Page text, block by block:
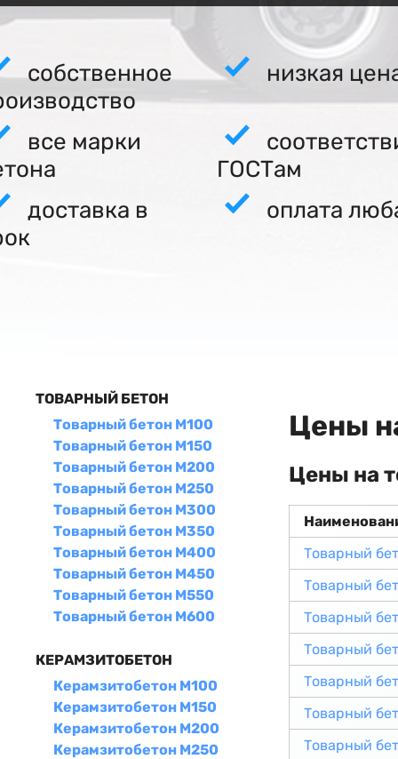
собственное
низкая
все марки
ГОСТам
доставка в
оплата
ТОВАРНЫЙ БЕТОН
Товарный бетон М100
Товарный бетон М150
Товарный бетон М200
Товарный бетон М250
Товарный бетон М300
Товарный бетон М350
Товарный бетон М400
Товарный бетон М450
Товарный бетон М550
Товарный бетон М600
КЕРАМЗИТОБЕТОН
Керамзитобетон М100
Керамзитобетон М150
Керамзитобетон М200
Керамзитобетон М250
Цены
Цены на
Товарный
Товарный
Товарный
Товарный
Товарный
Товарный
Товарный